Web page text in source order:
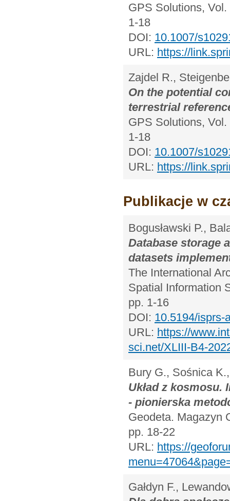
GPS Solutions,
1-18
DOI: 10.1007/
URL: https://
Zajdel R.,
On the potential
terrestrial
GPS Solutions,
1-18
DOI: 10.1007/
URL: https://
Publikacje w
Bogusławski P.,
Database storage
datasets
The International
Spatial Information
pp. 1-16
DOI: 10.5194/isprs-
URL: https://
sci.net/XLIII-B4-
Bury G., Sośnica
Układ z
- pionierska
Geodeta. Magazyn
pp. 18-22
URL: https://
Gałdyn F.,